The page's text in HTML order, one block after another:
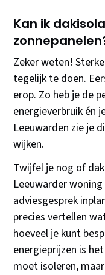
Kan ik
Zeker weten!
tegelijk te doen.
erop. Zo heb je de
energieverbruik én
Leeuwarden zie je
wijken.
Twijfel je nog of
Leeuwarder
adviesgesprek
precies vertellen
hoeveel je kunt
energieprijzen is
moet isoleren,